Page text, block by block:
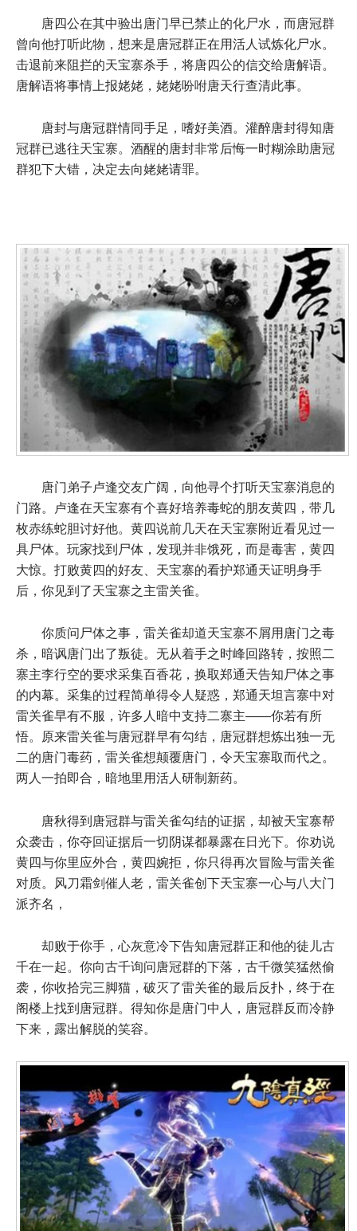
唐四公在其中验出唐门早已禁止的化尸水，而唐冠群
曾向他打听此物，想来是唐冠群正在用活人试炼化尸水。
击退前来阻拦的天宝寨杀手，将唐四公的信交给唐解语。
唐解语将事情上报姥姥，姥姥吩咐唐天行查清此事。
唐封与唐冠群情同手足，嗜好美酒。灌醉唐封得知唐
冠群已逃往天宝寨。酒醒的唐封非常后悔一时糊涂助唐冠
群犯下大错，决定去向姥姥请罪。
唐门弟子卢逢交友广阔，向他寻个打听天宝寨消息的
门路。卢逢在天宝寨有个喜好培养毒蛇的朋友黄四，带几
枚赤练蛇胆讨好他。黄四说前几天在天宝寨附近看见过一
具尸体。玩家找到尸体，发现并非饿死，而是毒害，黄四
大惊。打败黄四的好友、天宝寨的看护郑通天证明身手
后，你见到了天宝寨之主雷关雀。
你质问尸体之事，雷关雀却道天宝寨不屑用唐门之毒
杀，暗讽唐门出了叛徒。无从着手之时峰回路转，按照二
寨主李行空的要求采集百香花，换取郑通天告知尸体之事
的内幕。采集的过程简单得令人疑惑，郑通天坦言寨中对
雷关雀早有不服，许多人暗中支持二寨主——你若有所
悟。原来雷关雀与唐冠群早有勾结，唐冠群想炼出独一无
二的唐门毒药，雷关雀想颠覆唐门，令天宝寨取而代之。
两人一拍即合，暗地里用活人研制新药。
唐秋得到唐冠群与雷关雀勾结的证据，却被天宝寨帮
众袭击，你夺回证据后一切阴谋都暴露在日光下。你劝说
黄四与你里应外合，黄四婉拒，你只得再次冒险与雷关雀
对质。风刀霜剑催人老，雷关雀创下天宝寨一心与八大门
派齐名，
却败于你手，心灰意冷下告知唐冠群正和他的徒儿古
千在一起。你向古千询问唐冠群的下落，古千微笑猛然偷
袭，你收拾完三脚猫，破灭了雷关雀的最后反扑，终于在
阁楼上找到唐冠群。得知你是唐门中人，唐冠群反而冷静
下来，露出解脱的笑容。